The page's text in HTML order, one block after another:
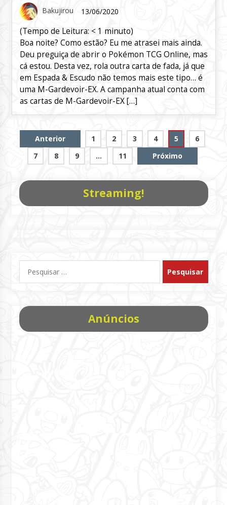
Bakujirou
13/06/2020
(Tempo de Leitura: < 1 minuto)
Boa noite? Como estão? Eu me atrasei mais ainda.
Deu preguiça de abrir o Pokémon TCG Online, mas
cá estou. Desta vez, rola outra carta de fada, já que
em Espada & Escudo não temos mais este tipo… é
uma M-Gardevoir-EX. A campanha atual conta com
as cartas de M-Gardevoir-EX […]
Paginação
posts
Anterior 1 2 3 4 5
6
7
8 9 … 11 Próximo
Streaming!
por:
Anúncios